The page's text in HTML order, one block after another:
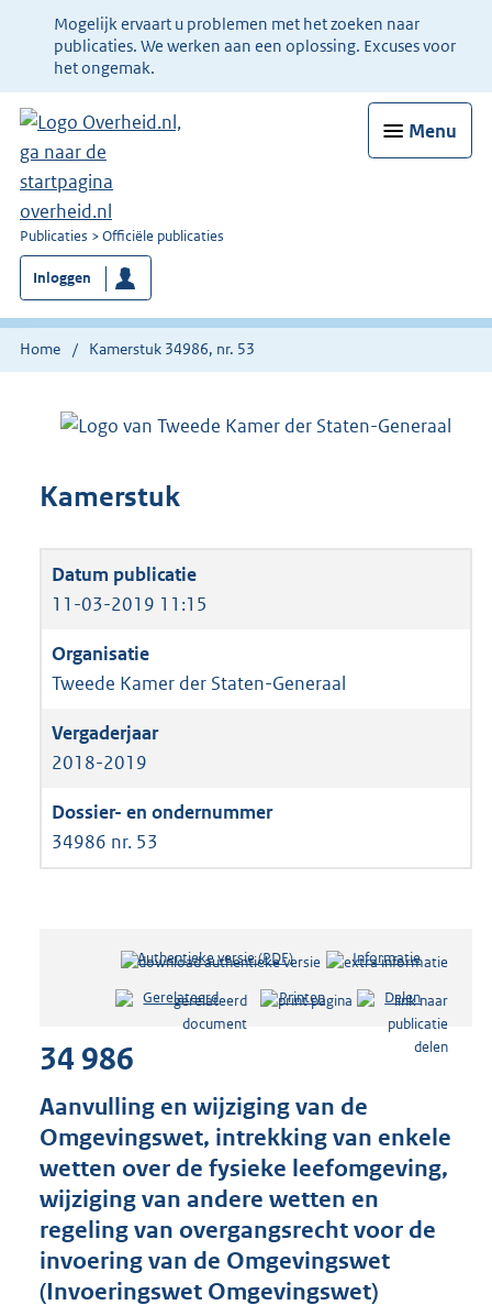
Ter
informatie:
Mogelijk ervaart u problemen met het zoeken naar
publicaties. We werken aan een oplossing. Excuses voor
het ongemak.
Menu
U
bent
nu
hier:
Publicaties Officiële publicaties
Inloggen
Home Kamerstuk 34986, nr. 53
Kamerstuk
11-03-2019 11:15
Tweede Kamer der Staten-Generaal
2018-2019
34986 nr. 53
Authentieke versie (PDF)b
s
s
g
o
t
t
:
Informatie
Gerelateerd Printen Delen
34 986
Aanvulling en wijziging van de
Omgevingswet, intrekking van enkele
wetten over de fysieke leefomgeving,
wijziging van andere wetten en
regeling van overgangsrecht voor de
invoering van de Omgevingswet
(Invoeringswet Omgevingswet)